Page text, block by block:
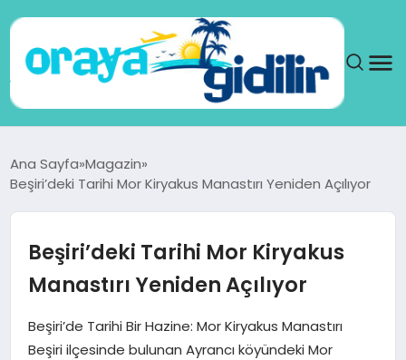
SAĞLIK
DÜNYA
SEYAHAT
TEKNOLOJI
Ana Sayfa Magazin
Beşiri’deki Tarihi Mor Kiryakus Manastırı Yeniden Açılıyor
Beşiri’deki Tarihi Mor Kiryakus
Manastırı Yeniden Açılıyor
Beşiri’de Tarihi Bir Hazine: Mor Kiryakus Manastırı
Beşiri ilçesinde bulunan Ayrancı köyündeki Mor